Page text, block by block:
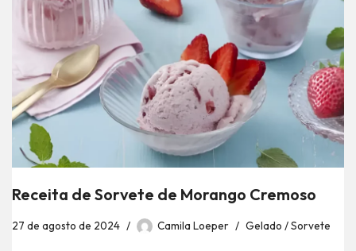
Receita de Sorvete de Morango Cremoso
27 de agosto de 2024 Camila Loeper Gelado / Sorvete